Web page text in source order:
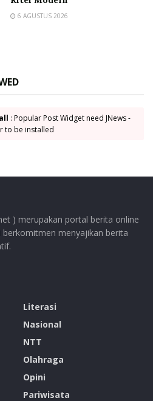
6 AGUSTUS 2026
: Popular Post Widget need JNews -
to be installed
) merupakan portal berita online
berkomitmen menyajikan berita
Literasi
Nasional
NTT
Olahraga
Opini
Pariwisata